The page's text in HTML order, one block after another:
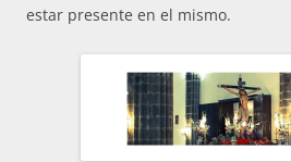
estar presente en el mismo.